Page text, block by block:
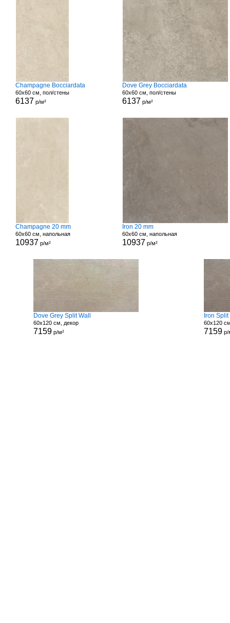
Champagne Bocciardata
60x60 см, пол/стены
6137 р/м²
Dove Grey Bocciardata
60x60 см, пол/стены
6137 р/м²
Champagne 20 mm
60x60 см, напольная
10937 р/м²
Iron 20 mm
60x60 см, напольная
10937 р/м²
Dove Grey Split Wall
60x120 см, декор
7159 р/м²
Iron
60x120
7159 р/